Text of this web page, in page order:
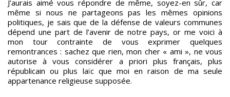
J’aurais aimé vous répondre de même, soyez-en sûr, car
même si nous ne partageons pas les mêmes opinions
politiques, je sais que de la défense de valeurs communes
dépend une part de l’avenir de notre pays, or me voici à
mon tour contrainte de vous exprimer quelques
remontrances : sachez que rien, mon cher « ami », ne vous
autorise à vous considérer a priori plus français, plus
républicain ou plus laïc que moi en raison de ma seule
appartenance religieuse supposée.